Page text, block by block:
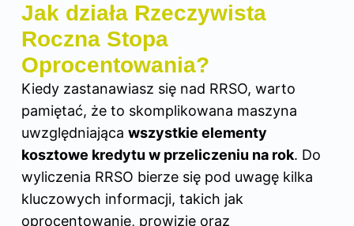
Jak działa Rzeczywista
Roczna Stopa
Oprocentowania?
Kiedy zastanawiasz się nad RRSO, warto
pamiętać, że to skomplikowana maszyna
uwzględniająca wszystkie elementy
kosztowe kredytu w przeliczeniu na rok. Do
wyliczenia RRSO bierze się pod uwagę kilka
kluczowych informacji, takich jak
oprocentowanie, prowizje oraz